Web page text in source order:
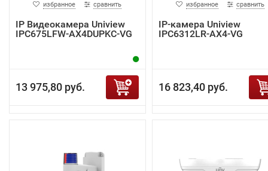
избранное сравнить
IP Видеокамера Uniview
IPC675LFW-AX4DUPKC-VG
13 975,80 руб.
избранное сравнить
IP-камера Uniview
IPC6312LR-AX4-VG
16 823,40 руб.